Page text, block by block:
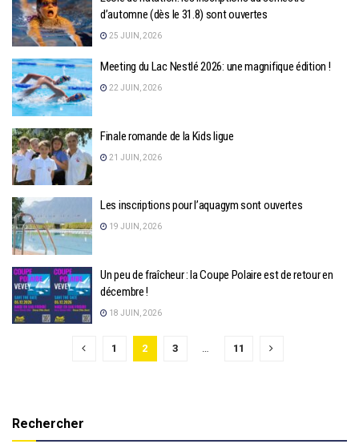
d’automne (dès le 31.8) sont ouvertes
25 JUIN, 2026
Meeting du Lac Nestlé 2026: une magnifique édition !
22 JUIN, 2026
Finale romande de la Kids ligue
21 JUIN, 2026
Les inscriptions pour l’aquagym sont ouvertes
19 JUIN, 2026
Un peu de fraîcheur : la Coupe Polaire est de retour en
décembre !
18 JUIN, 2026
1 2 3 … 11
Rechercher